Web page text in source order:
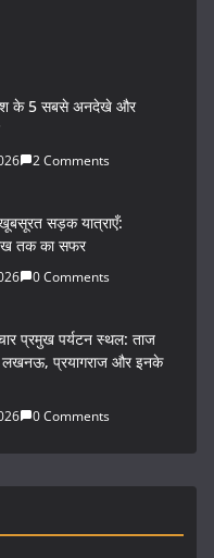
के 5 सबसे अनदेखे और
2 Comments
सड़क यात्राएँ:
तक का सफर
0 Comments
प्रमुख पर्यटन स्थल: ताज
लखनऊ, प्रयागराज और इनके
0 Comments